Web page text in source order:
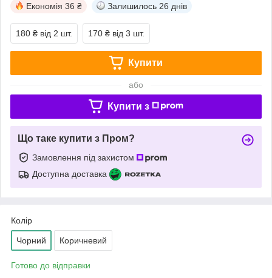
Економія 36 ₴ Залишилось 26 днів
180 ₴ від 2 шт. 170 ₴ від 3 шт.
Купити
або
Купити з
Що таке купити з Пром?
Замовлення під захистом
Доступна доставка
Колір
Чорний Коричневий
Готово до відправки